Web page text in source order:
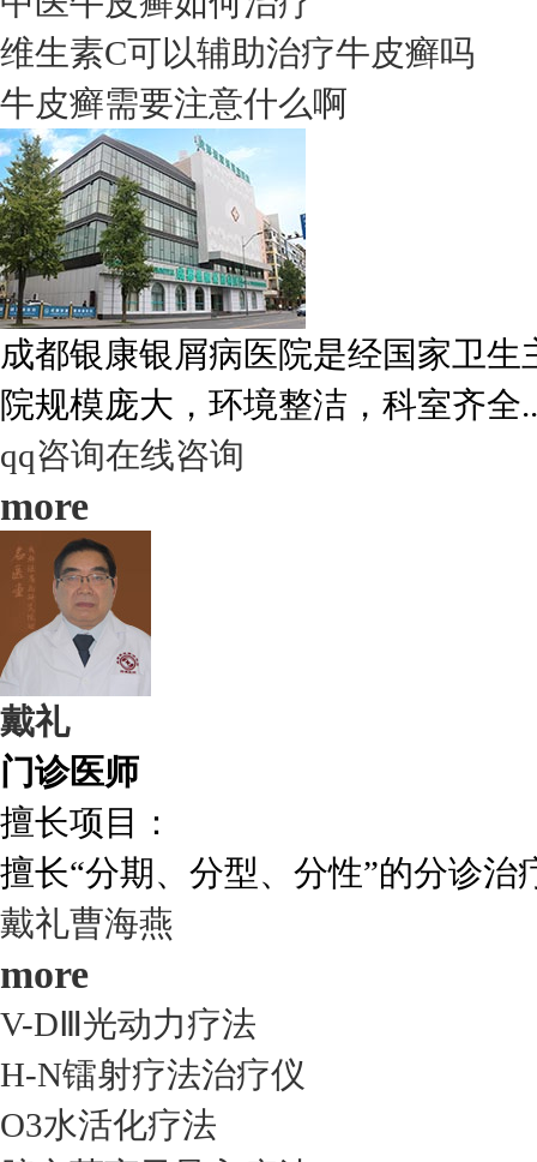
维生素C可以辅助治疗牛皮癣吗
牛皮癣需要注意什么啊
成都银康银屑病医院是经国家卫
院规模庞大，环境整洁，科室齐全
qq咨询在线咨询
more
戴礼
门诊医师
擅长项目：
擅长“分期、分型、分性”的分诊治
戴礼曹海燕
more
V-DⅢ光动力疗法
H-N镭射疗法治疗仪
O3水活化疗法